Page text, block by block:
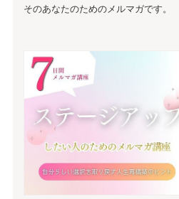
そのあなたのためのメルマガです。